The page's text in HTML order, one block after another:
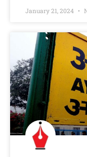
January 21, 2024